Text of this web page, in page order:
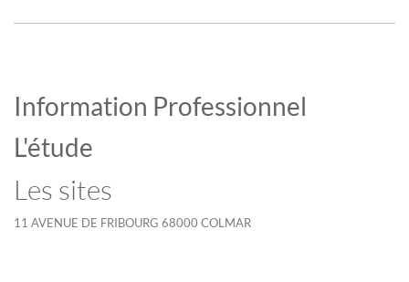
Information Professionnel
L'étude
Les sites
11 AVENUE DE FRIBOURG 68000 COLMAR